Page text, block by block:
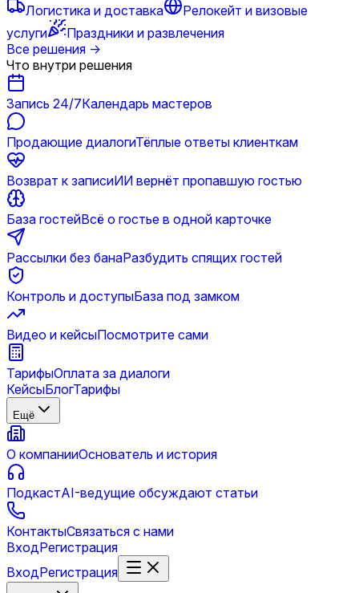
Логистика и доставка
Релокейт и визовые
услуги
Праздники и развлечения
Все решения →
Что внутри решения
Запись 24/7Календарь мастеров
Продающие диалогиТёплые ответы клиенткам
Возврат к записиИИ вернёт пропавшую гостью
База гостейВсё о гостье в одной карточке
Рассылки без банаРазбудить спящих гостей
Контроль и доступыБаза под замком
Видео и кейсыПосмотрите сами
ТарифыОплата за диалоги
КейсыБлогТарифы
Ещё
О компанииОснователь и история
ПодкастAI-ведущие обсуждают статьи
КонтактыСвязаться с нами
ВходРегистрация
ВходРегистрация